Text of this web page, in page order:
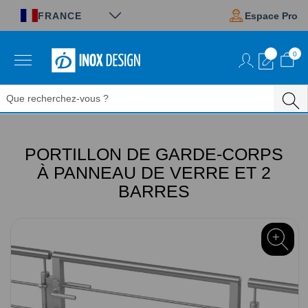
FRANCE Espace Pro
0
contenu
PORTILLON DE GARDE-CORPS
À PANNEAU DE VERRE ET 2
BARRES
la
de
Panneau de gestion des cookies